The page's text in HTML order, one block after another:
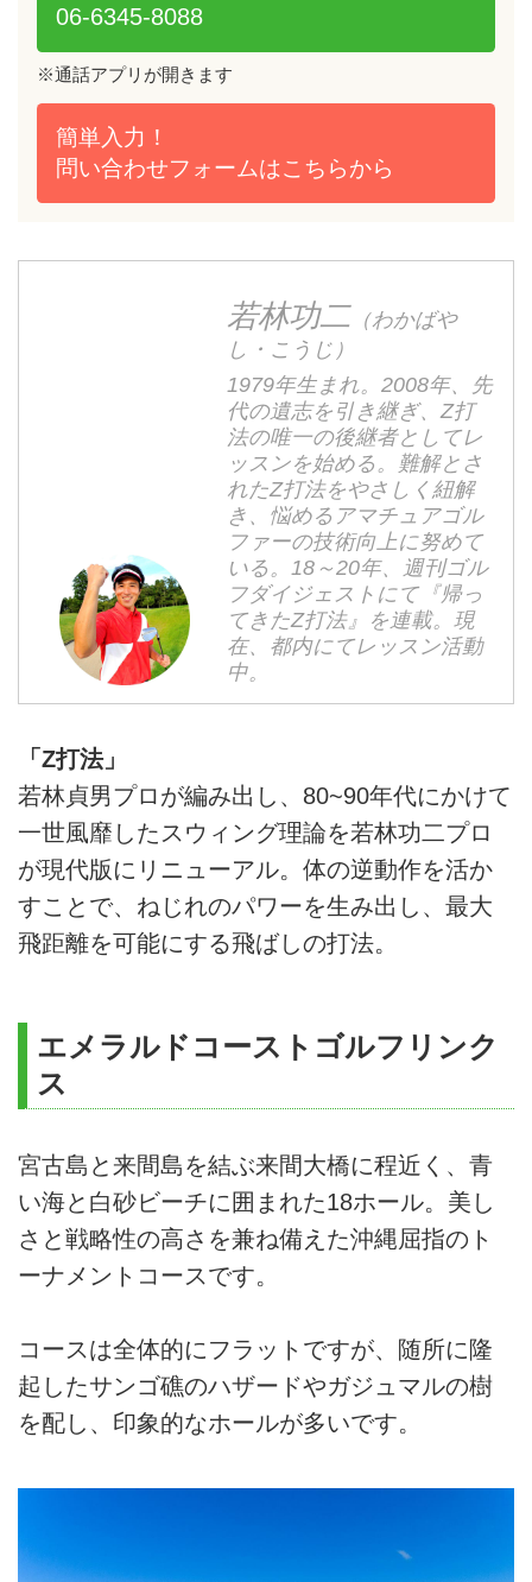
06-6345-8088
簡単入力！
問い合わせフォームはこちらから
※通話アプリが開きます
若林功二 （わかばや
し・こうじ）
1979年生まれ。2008年、先
代の遺志を引き継ぎ、Z打
法の唯一の後継者としてレ
ッスンを始める。難解とさ
れたZ打法をやさしく紐解
き、悩めるアマチュアゴル
ファーの技術向上に努めて
いる。18～20年、週刊ゴル
フダイジェストにて『帰っ
てきたZ打法』を連載。現
在、都内にてレッスン活動
中。
「Z打法」
若林貞男プロが編み出し、80~90年代にかけて
一世風靡したスウィング理論を若林功二プロ
が現代版にリニューアル。体の逆動作を活か
すことで、ねじれのパワーを生み出し、最大
飛距離を可能にする飛ばしの打法。
エメラルドコーストゴルフリンク
ス
宮古島と来間島を結ぶ来間大橋に程近く、青
い海と白砂ビーチに囲まれた18ホール。美し
さと戦略性の高さを兼ね備えた沖縄屈指のト
ーナメントコースです。
コースは全体的にフラットですが、随所に隆
起したサンゴ礁のハザードやガジュマルの樹
を配し、印象的なホールが多いです。